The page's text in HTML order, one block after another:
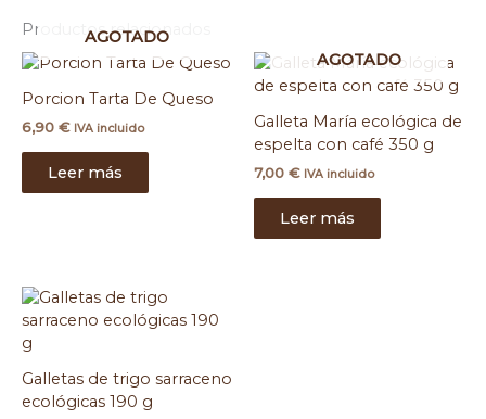
Productos relacionados
AGOTADO
Porcion Tarta De Queso
6,90 € IVA incluido
Leer más
AGOTADO
Galleta María ecológica de
espelta con café 350 g
7,00 € IVA incluido
Leer más
Galletas de trigo sarraceno
ecológicas 190 g